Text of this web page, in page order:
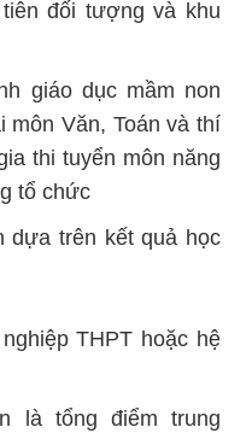
đối tượng và khu
giáo dục mầm non
môn Văn, Toán và thí
thi tuyển môn năng
tổ chức
dựa trên kết quả học
THPT hoặc hệ
là tổng điểm trung